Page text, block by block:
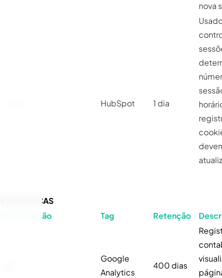
nova
HubSpot 1 dia
ESTATÍSTICAS
Identificação
Tag Retenção
Google
Analytics
400 dias